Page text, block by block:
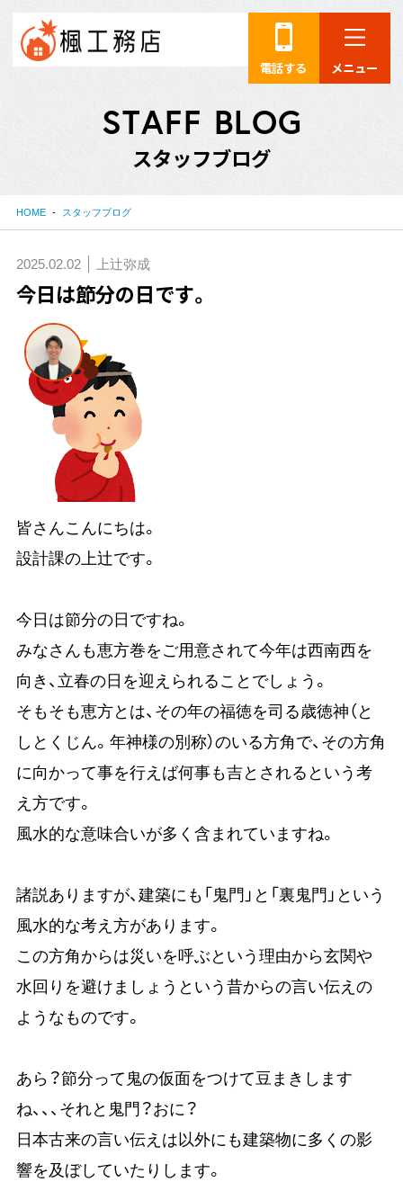
電話する メニュー
STAFF BLOG
スタッフブログ
HOME スタッフブログ
2025.02.02 上辻弥成
今日は節分の日です。
皆さんこんにちは。
設計課の上辻です。
今日は節分の日ですね。
みなさんも恵方巻をご用意されて今年は西南西を
向き、立春の日を迎えられることでしょう。
そもそも恵方とは、その年の福徳を司る歳徳神（と
しとくじん。年神様の別称）のいる方角で、その方角
に向かって事を行えば何事も吉とされるという考
え方です。
風水的な意味合いが多く含まれていますね。
諸説ありますが、建築にも「鬼門」と「裏鬼門」という
風水的な考え方があります。
この方角からは災いを呼ぶという理由から玄関や
水回りを避けましょうという昔からの言い伝えの
ようなものです。
あら？節分って鬼の仮面をつけて豆まきします
ね、、、それと鬼門？おに？
日本古来の言い伝えは以外にも建築物に多くの影
響を及ぼしていたりします。